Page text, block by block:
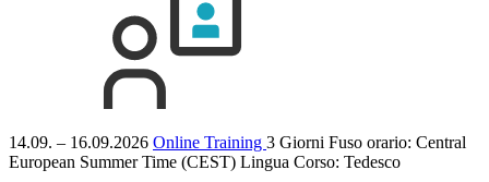
14.09. – 16.09.2026 Online Training 3 Giorni Fuso orario: Central
European Summer Time (CEST) Lingua Corso: Tedesco